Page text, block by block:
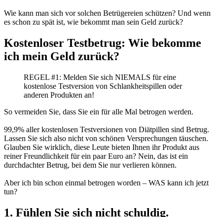
Wie kann man sich vor solchen Betrügereien schützen? Und wenn
es schon zu spät ist, wie bekommt man sein Geld zurück?
Kostenloser Testbetrug: Wie bekomme
ich mein Geld zurück?
REGEL #1: Melden Sie sich NIEMALS für eine
kostenlose Testversion von Schlankheitspillen oder
anderen Produkten an!
So vermeiden Sie, dass Sie ein für alle Mal betrogen werden.
99,9% aller kostenlosen Testversionen von Diätpillen sind Betrug.
Lassen Sie sich also nicht von schönen Versprechungen täuschen.
Glauben Sie wirklich, diese Leute bieten Ihnen ihr Produkt aus
reiner Freundlichkeit für ein paar Euro an? Nein, das ist ein
durchdachter Betrug, bei dem Sie nur verlieren können.
Aber ich bin schon einmal betrogen worden – WAS kann ich jetzt
tun?
1. Fühlen Sie sich nicht schuldig.